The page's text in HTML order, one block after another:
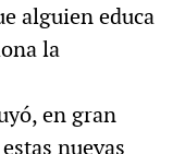
alguien educa
la
en gran
nuevas